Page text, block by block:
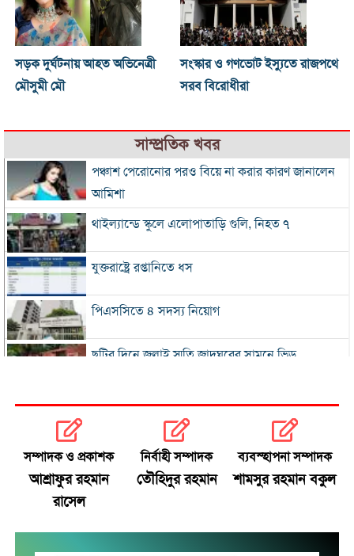
সড়ক দুর্ঘটনায় আহত অভিনেত্রী
মৌসুমী মৌ
সংস্কার ও গণভোট ইস্যুতে রাজপথে
সরব বিরোধীরা
সাম্প্রতিক খবর
পঞ্চাশ পেরোনোর পরও বিয়ে না করার কারণ জানালেন
আমিশা
থাইল্যান্ডে স্কুলে এলোপাতাড়ি গুলি, নিহত ৭
যুক্তরাষ্ট্রে রপ্তানিতে ধস
পিএসসিতে ৪ সদস্য নিয়োগ
ছুটির দিনে জুলাই স্মৃতি জাদুঘরের সামনে ভিড়
নতুন বিদেশি কোচের খোঁজে বিসিবি
শীর্ষ মাদক কারবারিদের তালিকা প্রস্তুত করা হচ্ছে:
সম্পাদক ও প্রকাশক
আশ্রাফুর রহমান
রাসেল
নির্বাহী সম্পাদক
তৌহিদুর রহমান
ব্যবস্হাপনা সম্পাদক
শামসুর রহমান বকুল